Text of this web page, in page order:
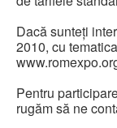
Dacă sunteţi
2010, cu
Pentru
rugăm să ne